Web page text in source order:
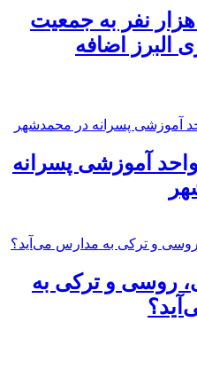
️سالانه ۱۲ هزار نفر به جمعیت
البرز اضافه
واحد آموزشی پسرانه
روسی و ترکی به